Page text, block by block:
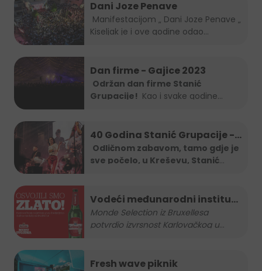
Dani Joze Penave
Kiseljak je i ove godine odao...
Dan firme - Gajice 2023
Održan dan firme Stanić
Grupacije!
40 Godina Stanić Grupacije -
koncert Severine
Odličnom zabavom, tamo gdje je
sve počelo, u Kreševu, Stanić
Vodeći međunarodni institut
za kvalitetu nagradio
Karlovačko zlatnom
Monde Selection iz Bruxellesa
potvrdio izvrsnost Karlovačkog u...
Fresh wave piknik